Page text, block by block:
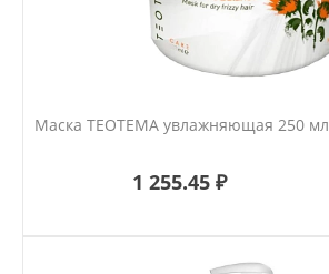
Маска ТЕОТЕМА увлажняющая 250 мл
1 255.45 ₽